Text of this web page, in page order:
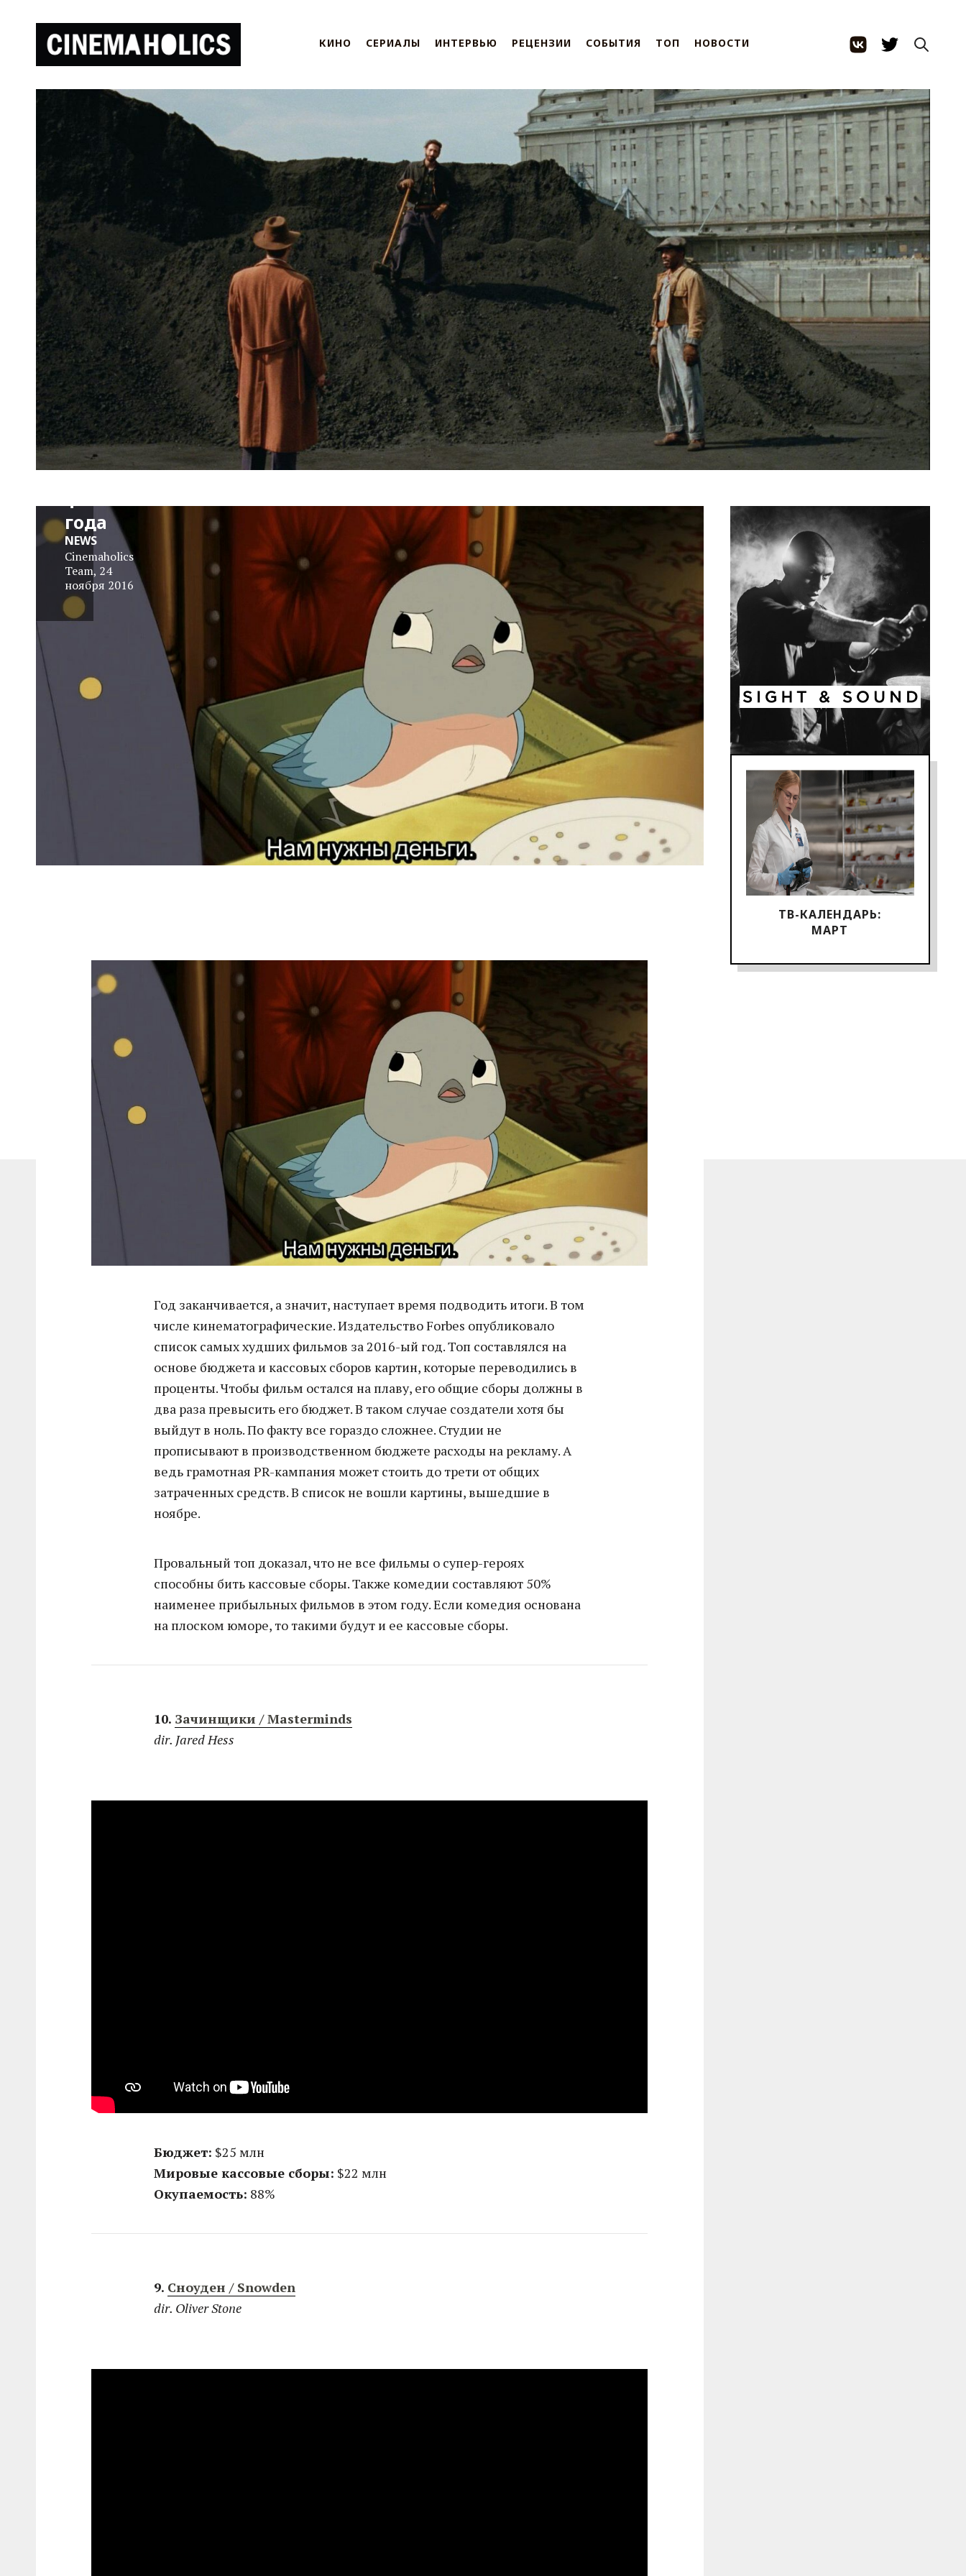
КИНО СЕРИАЛЫ ИНТЕРВЬЮ РЕЦЕНЗИИ СОБЫТИЯ ТОП НОВОСТИ
ТВ-КАЛЕНДАРЬ:
МАРТ
Самые
провальные
года
Cinemaholics
Team, 24
ноября 2016
NEWS
Год заканчивается, а значит, наступает время подводить итоги. В том
числе кинематографические. Издательство Forbes опубликовало
список самых худших фильмов за 2016-ый год. Топ составлялся на
основе бюджета и кассовых сборов картин, которые переводились в
проценты. Чтобы фильм остался на плаву, его общие сборы должны в
два раза превысить его бюджет. В таком случае создатели хотя бы
выйдут в ноль. По факту все гораздо сложнее. Студии не
прописывают в производственном бюджете расходы на рекламу. А
ведь грамотная PR-кампания может стоить до трети от общих
затраченных средств. В список не вошли картины, вышедшие в
ноябре.
Провальный топ доказал, что не все фильмы о супер-героях
способны бить кассовые сборы. Также комедии составляют 50%
наименее прибыльных фильмов в этом году. Если комедия основана
на плоском юморе, то такими будут и ее кассовые сборы.
10. Зачинщики / Masterminds
dir. Jared Hess
Бюджет: $25 млн
Мировые кассовые сборы: $22 млн
Окупаемость: 88%
9. Сноуден / Snowden
dir. Oliver Stone